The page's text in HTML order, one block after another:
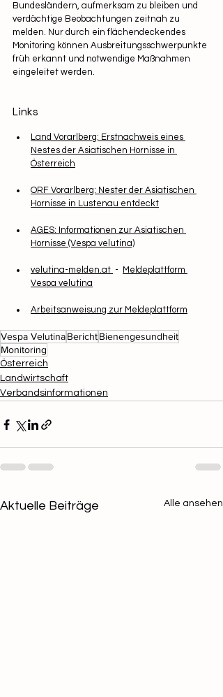
Bundesländern, aufmerksam zu bleiben und
verdächtige Beobachtungen zeitnah zu
melden. Nur durch ein flächendeckendes
Monitoring können Ausbreitungsschwerpunkte
früh erkannt und notwendige Maßnahmen
eingeleitet werden.
Links
Land Vorarlberg: Erstnachweis eines
Nestes der Asiatischen Hornisse in
Österreich
ORF Vorarlberg: Nester der Asiatischen
Hornisse in Lustenau entdeckt
AGES: Informationen zur Asiatischen
Hornisse (Vespa velutina)
velutina-melden.at -
Meldeplattform
Vespa velutina
Arbeitsanweisung zur Meldeplattform
Vespa VelutinaBerichtBienengesundheit
Monitoring
Österreich
Landwirtschaft
Verbandsinformationen
Aktuelle Beiträge Alle ansehen